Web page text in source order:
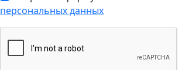
персональных данных